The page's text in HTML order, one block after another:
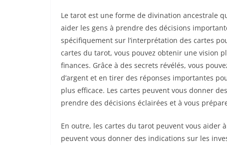
Le tarot est une forme de divination ancestrale
aider les gens à prendre des décisions
spécifiquement sur l’interprétation des cartes
cartes du tarot, vous pouvez obtenir une vision
finances. Grâce à des secrets révélés, vous
d’argent et en tirer des réponses importantes
plus efficace. Les cartes peuvent vous donner
prendre des décisions éclairées et à vous
En outre, les cartes du tarot peuvent vous aider
peuvent vous donner des indications sur les